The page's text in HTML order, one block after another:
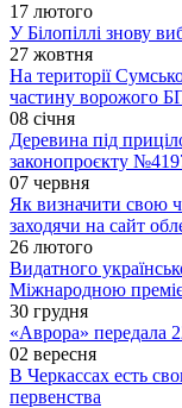
17 лютого
У Білопіллі знову
27 жовтня
На території
частину ворожого
08 січня
Деревина під
законопроєкту
07 червня
Як визначити свою
заходячи на сайт
26 лютого
Видатного
Міжнародною
30 грудня
«Аврора» передала
02 вересня
В Черкассах есть
первенства